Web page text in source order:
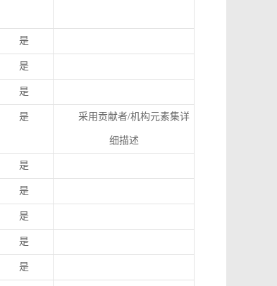
是
是
是
是 采用贡献者/机构元素集详
细描述
是
是
是
是
是